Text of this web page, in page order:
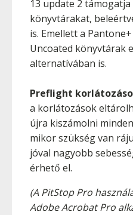
13 update 2
könyvtárakat,
is. Emellett a
Uncoated könyvtárak
alternatívában is.
Preflight
a korlátozások
újra kiszámolni
mikor szükség van
jóval nagyobb
érhető el.
(A PitStop Pro
Adobe Acrobat Pro